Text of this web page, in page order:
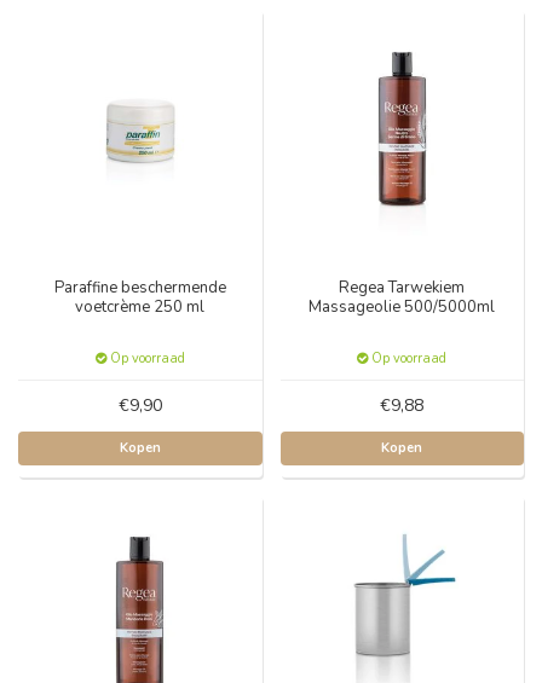
Paraffine beschermende
voetcrème 250 ml
Op voorraad
€9,90
Kopen
Regea Tarwekiem
Massageolie 500/5000ml
Op voorraad
€9,88
Kopen